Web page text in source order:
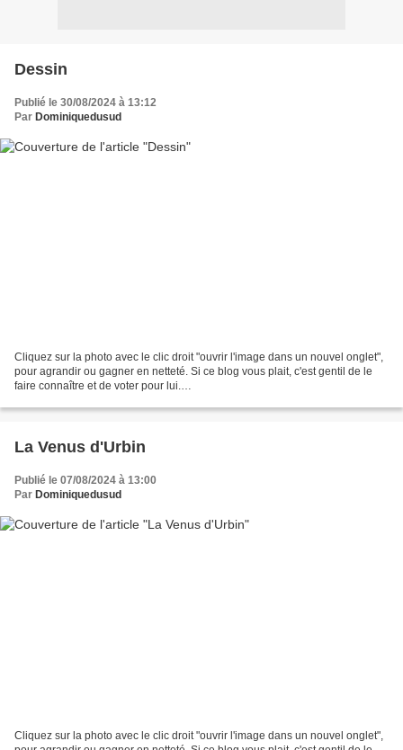
Dessin
Publié le 30/08/2024 à 13:12
Par Dominiquedusud
Cliquez sur la photo avec le clic droit "ouvrir l'image dans un nouvel onglet",
pour agrandir ou gagner en netteté. Si ce blog vous plait, c'est gentil de le
faire connaître et de voter pour lui.
La Venus d'Urbin
Publié le 07/08/2024 à 13:00
Par Dominiquedusud
Cliquez sur la photo avec le clic droit "ouvrir l'image dans un nouvel onglet",